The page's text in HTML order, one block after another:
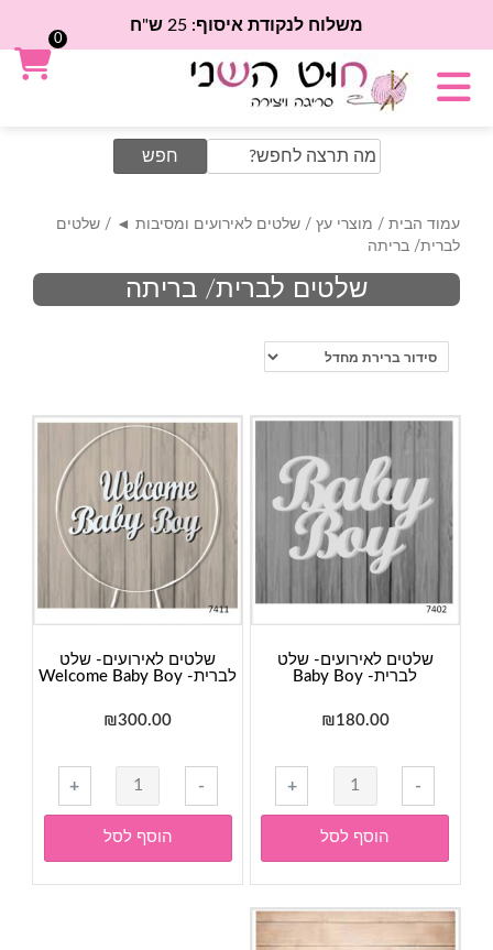
משלוח לנקודת איסוף: 25 ש"ח
Search
for:
עמוד הבית / מוצרי עץ / שלטים לאירועים ומסיבות ◄ / שלטים
לברית/ בריתה
שלטים לברית/ בריתה
שלטים לאירועים- שלט
לברית- Baby Boy
₪180.00
-
כמות
של
שלטים
לאירועים-
שלט
לברית-
+
הוסף לסל
שלטים לאירועים- שלט
לברית- Welcome Baby Boy
₪300.00
-
כמות
של
שלטים
לאירועים-
שלט
+
הוסף לסל
0